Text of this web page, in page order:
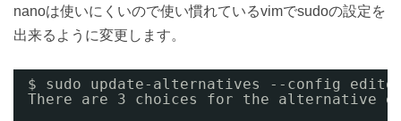
nanoは使いにくいので使い慣れているvimでsudoの設定を
出来るように変更します。
$ sudo update-alternatives --config
There are 3 choices for the alternative